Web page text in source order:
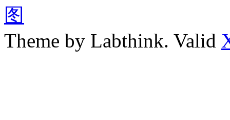
图
Theme by Labthink. Valid